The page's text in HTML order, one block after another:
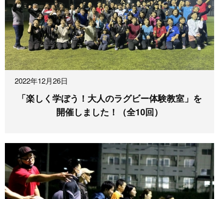
2022年12月26日
「楽しく学ぼう！大人のラグビー体験教室」を
開催しました！（全10回）